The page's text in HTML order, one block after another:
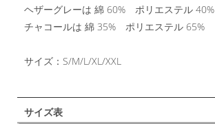
ヘザーグレーは 綿 60% ポリエステル 40%
チャコールは 綿 35% ポリエステル 65%
サイズ：S/M/L/XL/XXL
サイズ表